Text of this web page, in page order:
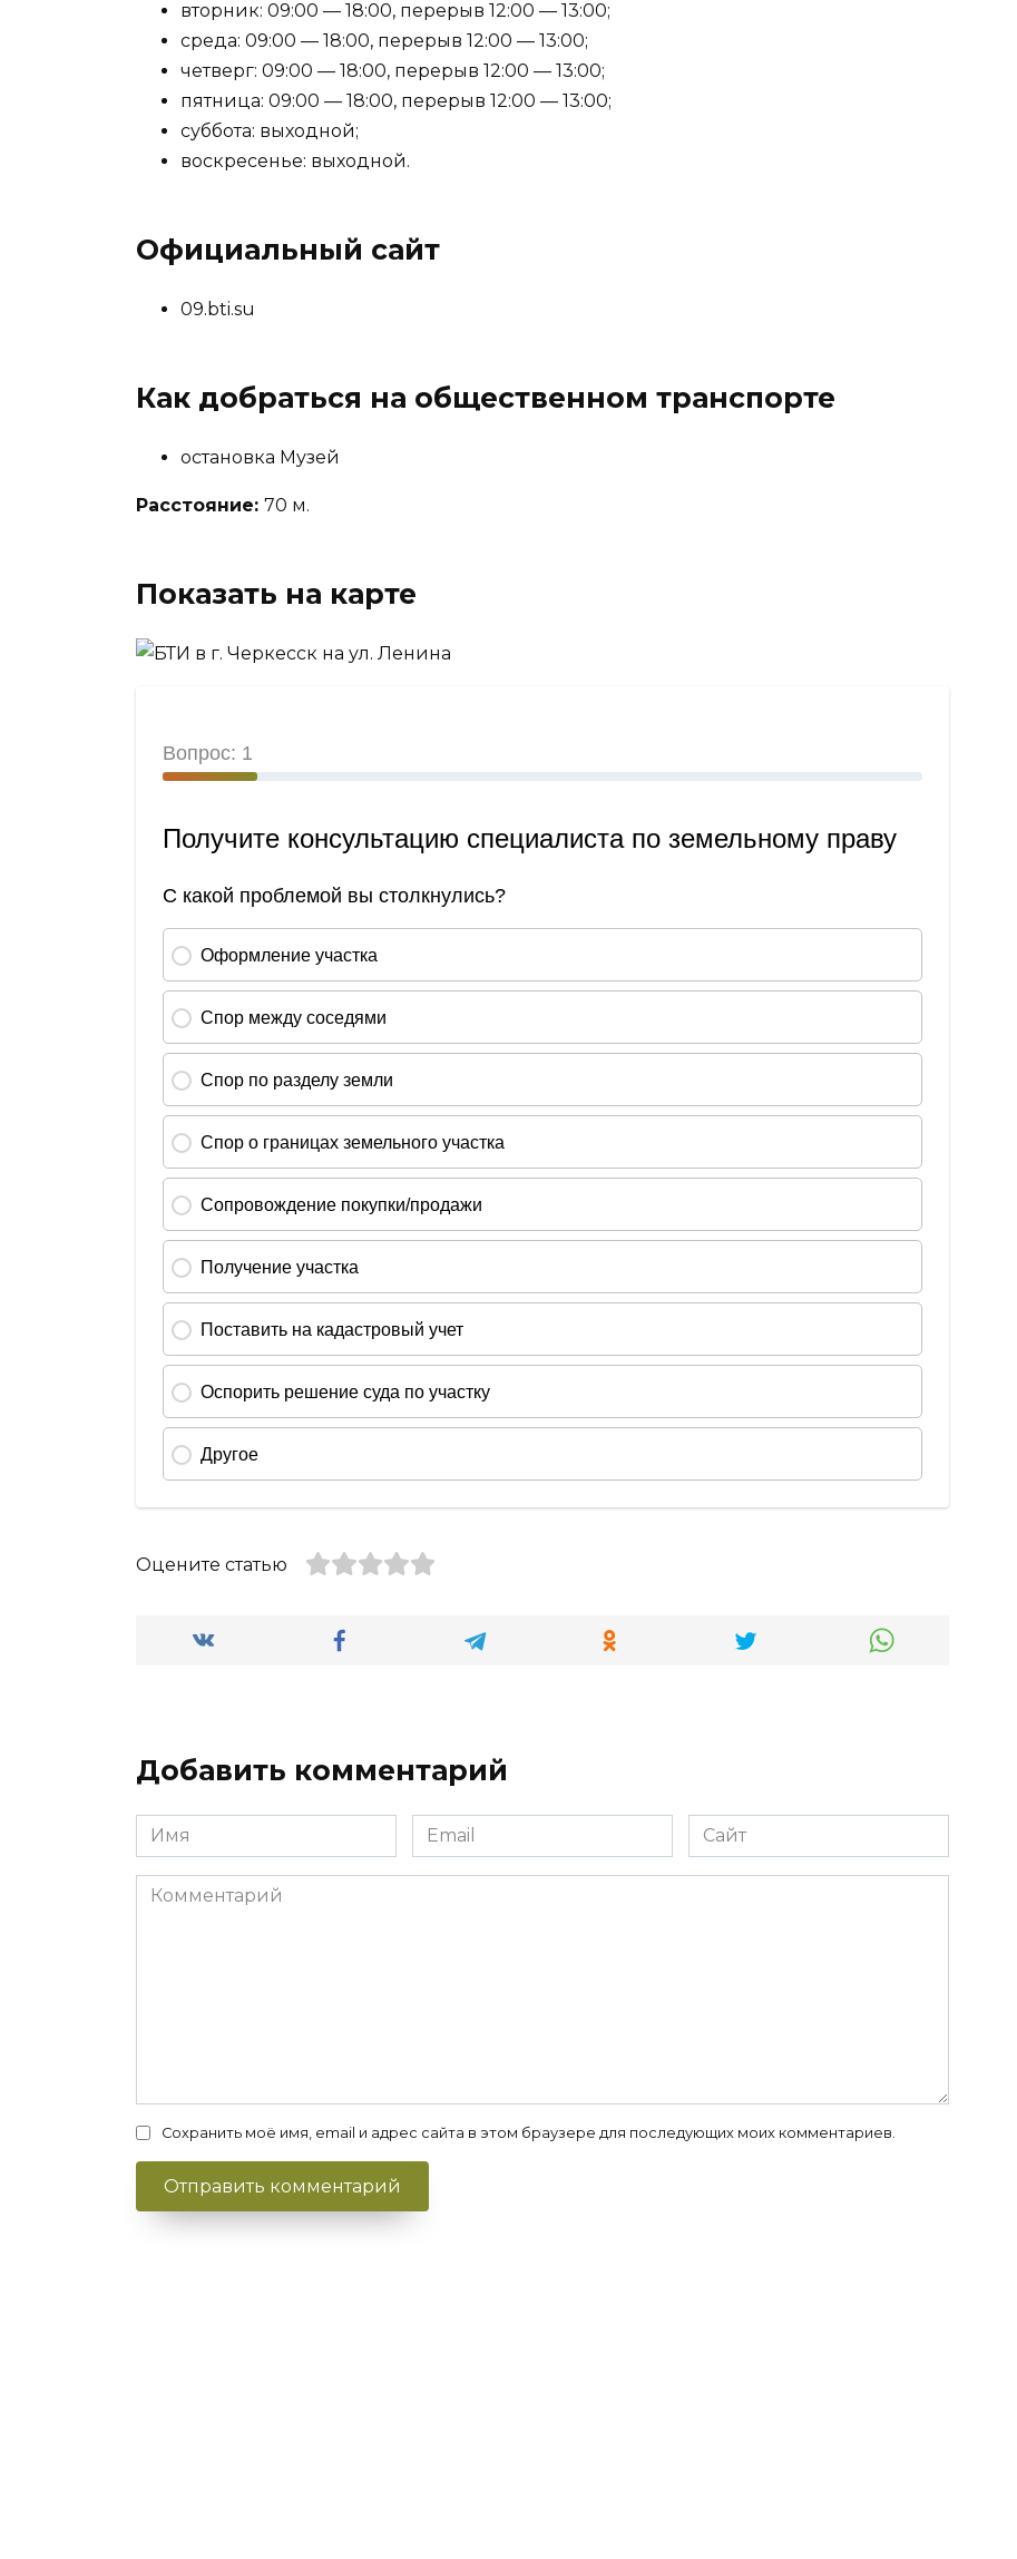
вторник: 09:00 — 18:00, перерыв 12:00 — 13:00;
среда: 09:00 — 18:00, перерыв 12:00 — 13:00;
четверг: 09:00 — 18:00, перерыв 12:00 — 13:00;
пятница: 09:00 — 18:00, перерыв 12:00 — 13:00;
суббота: выходной;
воскресенье: выходной.
Официальный сайт
09.bti.su
Как добраться на общественном транспорте
остановка Музей
Расстояние: 70 м.
Показать на карте
Оцените статью
Добавить комментарий
Имя
*
Email
*
Сайт
Комментарий
Сохранить моё имя, email и адрес сайта в этом браузере для последующих моих комментариев.